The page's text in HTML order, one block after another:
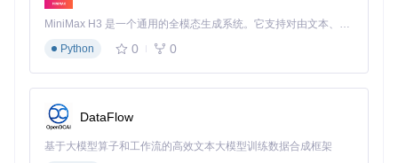
方案三：源码部署（适合开发者）
克隆项目代码
MiniMax H3 是一个通用的全模态生成系统。它支持对由文本、图像、视频和音频组成的多模态上下文进行统一理解，并能生成分辨率高达 2K、时长可达 15 秒的带原生立体声音频的视频。得益于面向任务泛化的系统设计，H3 在预训练阶段就已具备广泛的多模态上下文理解与生成能力，能够出色地执行复杂的多模态指令。
Python
0 0
DataFlow
基于大模型算子和工作流的高效文本大模型训练数据合成框架